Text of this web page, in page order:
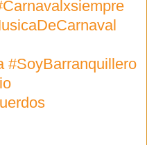
#SoyBarranquillero